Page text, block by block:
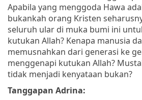
Apabila yang menggoda Hawa
bukankah orang Kristen
seluruh ular di muka bumi ini
kutukan Allah? Kenapa manusia
memusnahkan dari generasi ke
menggenapi kutukan Allah?
tidak menjadi kenyataan bukan?
Tanggapan Adrina: